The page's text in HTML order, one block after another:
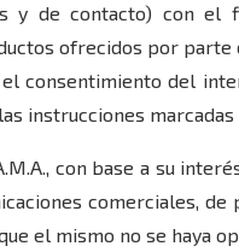
y de contacto) con el
ofrecidos por parte
el consentimiento del
instrucciones marcadas
con base a su
comerciales,
el mismo no se haya